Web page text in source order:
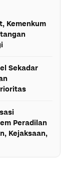
Kemenkum
Sekadar
Peradilan
Kejaksaan,